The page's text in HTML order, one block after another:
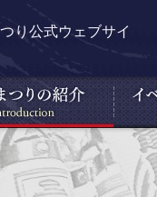
り公式ウェブサイ